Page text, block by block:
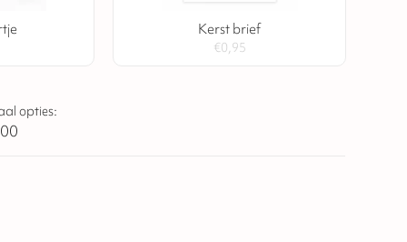
Kerst brief
€0,95
opties: